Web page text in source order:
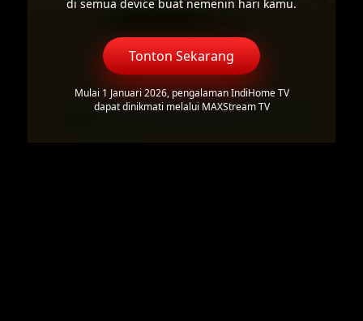
di semua device buat nemenin hari kamu.
Tonton Sekarang
Mulai 1 Januari 2026, pengalaman IndiHome TV
dapat dinikmati melalui MAXStream TV